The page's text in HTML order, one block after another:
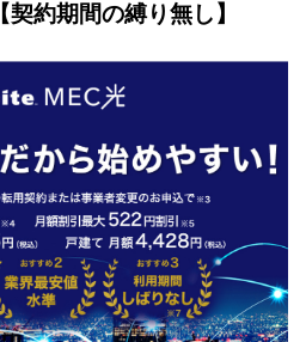
約期間の縛り無し】